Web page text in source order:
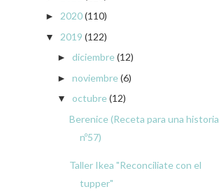
► 2020(110)
▼ 2019 (122)
► diciembre(12)
► noviembre(6)
▼ octubre(12)
Berenice (Receta para una historia
nº57)
Taller Ikea "Reconciliate con el
tupper"